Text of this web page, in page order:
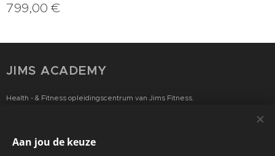
799,00 €
JIMS ACADEMY
Health - & Fitness opleidingscentrum van Jims Fitness.
INFORMATIE
Aan jou de keuze